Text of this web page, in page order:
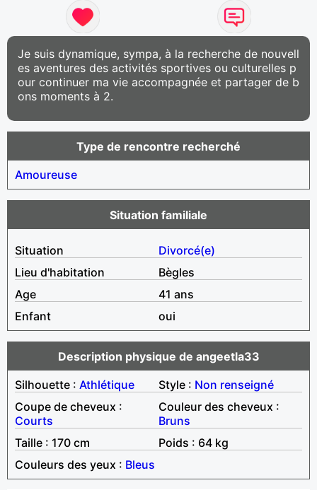
Je suis dynamique, sympa, à la recherche de nouvell
es aventures des activités sportives ou culturelles p
our continuer ma vie accompagnée et partager de b
ons moments à 2.
Type de rencontre recherché
Amoureuse
Situation familiale
Situation
Divorcé(e)
Lieu d'habitation
Bègles
Age
41 ans
Enfant
oui
Description physique de angeetla33
Silhouette : Athlétique Style : Non renseigné
Coupe de cheveux :
Courts
Couleur des cheveux :
Bruns
Taille : 170 cm
Poids : 64 kg
Couleurs des yeux : Bleus